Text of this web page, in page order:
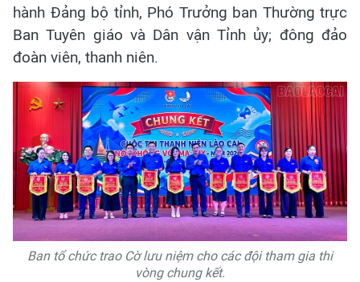
hành Đảng bộ tỉnh, Phó Trưởng ban Thường trực
Ban Tuyên giáo và Dân vận Tỉnh ủy; đông đảo
đoàn viên, thanh niên.
Ban tổ chức trao Cờ lưu niệm cho các đội tham gia thi
vòng chung kết.